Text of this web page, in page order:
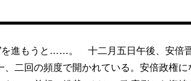
を進もうと……。 十二月五日午後、安倍
二回の頻度で開かれている。安倍政権